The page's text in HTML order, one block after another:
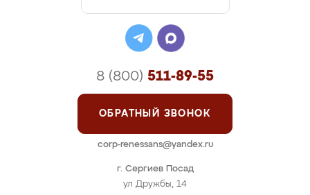
г. Сергиев Посад
ул Дружбы, 14
8 (800) 511-89-55
ОБРАТНЫЙ ЗВОНОК
corp-renessans@yandex.ru